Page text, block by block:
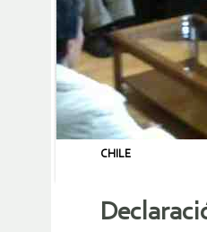
CHILE